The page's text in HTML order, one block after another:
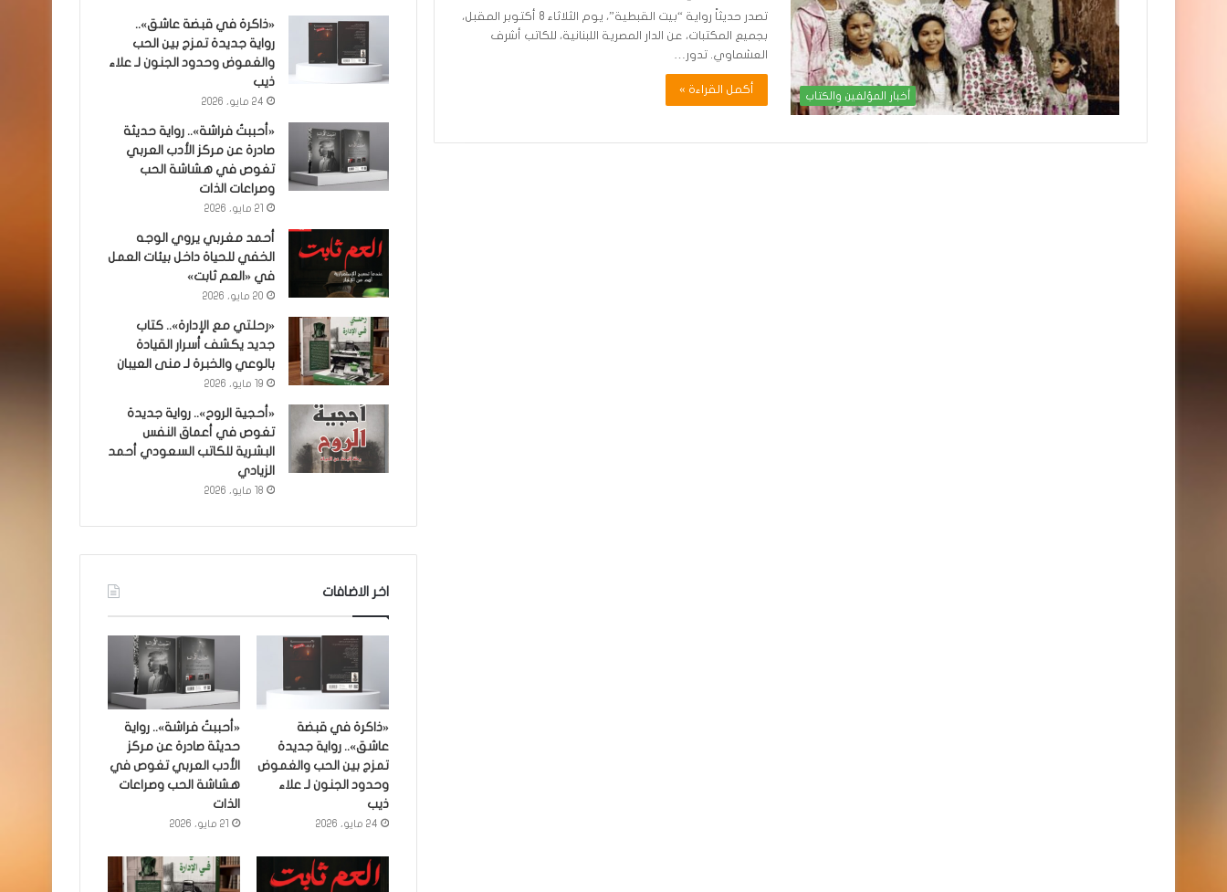
أخبار المؤلفين والكتاب
تصدر حديثاً رواية “بيت القبطية”، يوم الثلاثاء 8 أكتوبر المقبل،
بجميع المكتبات، عن الدار المصرية اللبنانية، للكاتب أشرف
العشماوي. تدور…
أكمل القراءة »
«ذاكرة في قبضة عاشق»..
رواية جديدة تمزج بين الحب
والغموض وحدود الجنون لـ علاء
ذيب
24 مايو، 2026
«أحببتُ فراشة».. رواية حديثة
صادرة عن مركز الأدب العربي
تغوص في هشاشة الحب
وصراعات الذات
21 مايو، 2026
أحمد مغربي يروي الوجه
الخفي للحياة داخل بيئات العمل
في «العم ثابت»
20 مايو، 2026
«رحلتي مع الإدارة».. كتاب
جديد يكشف أسرار القيادة
بالوعي والخبرة لـ منى العيبان
19 مايو، 2026
«أحجية الروح».. رواية جديدة
تغوص في أعماق النفس
البشرية للكاتب السعودي أحمد
الزيادي
18 مايو، 2026
اخر الاضافات
«ذاكرة في قبضة
عاشق».. رواية جديدة
تمزج بين الحب والغموض
وحدود الجنون لـ علاء
ذيب
24 مايو، 2026
«أحببتُ فراشة».. رواية
حديثة صادرة عن مركز
الأدب العربي تغوص في
هشاشة الحب وصراعات
الذات
21 مايو، 2026